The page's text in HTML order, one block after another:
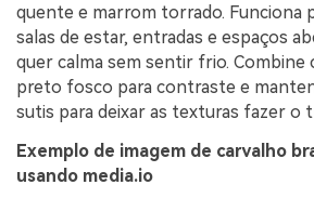
quente e marrom torrado. Funciona
salas de estar, entradas e espaços
quer calma sem sentir frio. Combine
preto fosco para contraste e
sutis para deixar as texturas fazer o
Exemplo de imagem de carvalho
usando media.io